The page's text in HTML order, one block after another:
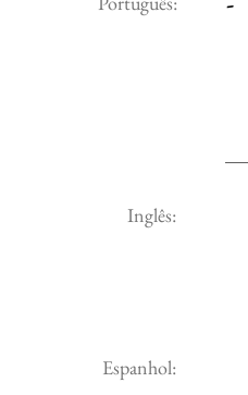
Inglês:
Espanhol: